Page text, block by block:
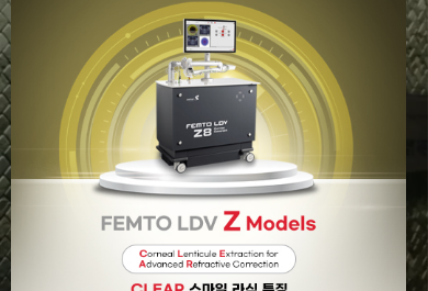
since 2000
24년의 풍부한 경험